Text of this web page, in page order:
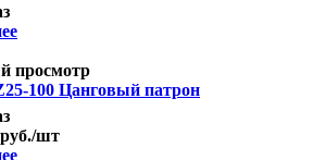
просмотр
100 Цанговый патрон
руб./шт